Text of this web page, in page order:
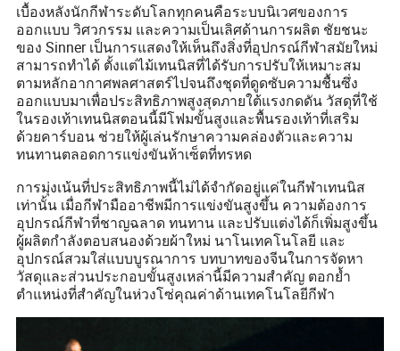
เบื้องหลังนักกีฬาระดับโลกทุกคนคือระบบนิเวศของการ
ออกแบบ วิศวกรรม และความเป็นเลิศด้านการผลิต ชัยชนะ
ของ Sinner เป็นการแสดงให้เห็นถึงสิ่งที่อุปกรณ์กีฬาสมัยใหม่
สามารถทำได้ ตั้งแต่ไม้เทนนิสที่ได้รับการปรับให้เหมาะสม
ตามหลักอากาศพลศาสตร์ไปจนถึงชุดที่ดูดซับความชื้นซึ่ง
ออกแบบมาเพื่อประสิทธิภาพสูงสุดภายใต้แรงกดดัน วัสดุที่ใช้
ในรองเท้าเทนนิสตอนนี้มีโฟมขั้นสูงและพื้นรองเท้าที่เสริม
ด้วยคาร์บอน ช่วยให้ผู้เล่นรักษาความคล่องตัวและความ
ทนทานตลอดการแข่งขันห้าเซ็ตที่ทรหด
การมุ่งเน้นที่ประสิทธิภาพนี้ไม่ได้จำกัดอยู่แค่ในกีฬาเทนนิส
เท่านั้น เมื่อกีฬามืออาชีพมีการแข่งขันสูงขึ้น ความต้องการ
อุปกรณ์กีฬาที่ชาญฉลาด ทนทาน และปรับแต่งได้ก็เพิ่มสูงขึ้น
ผู้ผลิตกำลังตอบสนองด้วยผ้าใหม่ นาโนเทคโนโลยี และ
อุปกรณ์สวมใส่แบบบูรณาการ บทบาทของจีนในการจัดหา
วัสดุและส่วนประกอบขั้นสูงเหล่านี้มีความสำคัญ ตอกย้ำ
ตำแหน่งที่สำคัญในห่วงโซ่คุณค่าด้านเทคโนโลยีกีฬา